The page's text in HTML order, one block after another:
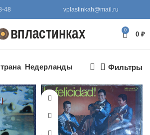
48 vplastinkah@mail.ru
0
0 ₽
Недерланды Фильтры